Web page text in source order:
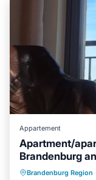
Appartement
Apartment/
Brandenburg
Brandenburg Region
Front de